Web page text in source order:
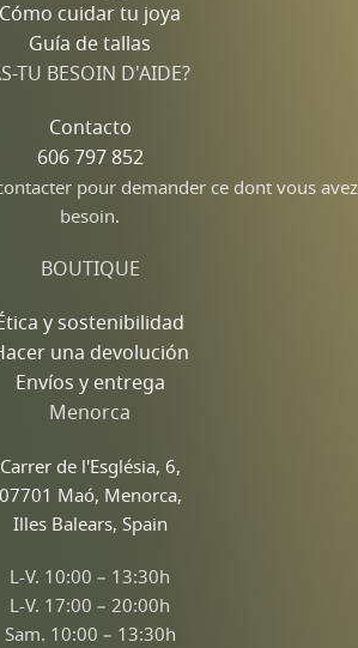
Cómo cuidar tu joya
Guía de tallas
TU BESOIN D'AIDE?
Contacto
606 797 852
pour demander ce dont vous avez
besoin.
BOUTIQUE
y sostenibilidad
una devolución
Envíos y entrega
Menorca
Carrer de l'Església, 6,
07701 Maó, Menorca,
Illes Balears, Spain
L-V. 10:00 – 13:30h
L-V. 17:00 – 20:00h
Sam. 10:00 – 13:30h